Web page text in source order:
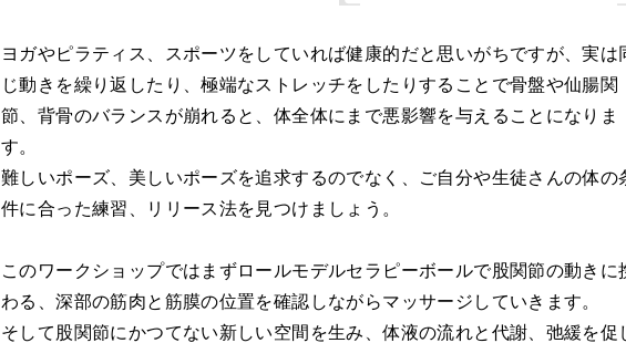
ヨガやピラティス、スポーツをしていれば健康的だと思いがちですが、実は
じ動きを繰り返したり、極端なストレッチをしたりすることで骨盤や仙腸関
節、背骨のバランスが崩れると、体全体にまで悪影響を与えることになりま
す。
難しいポーズ、美しいポーズを追求するのでなく、ご自分や生徒さんの体の
件に合った練習、リリース法を見つけましょう。
このワークショップではまずロールモデルセラピーボールで股関節の動きに
わる、深部の筋肉と筋膜の位置を確認しながらマッサージしていきます。
そして股関節にかつてない新しい空間を生み、体液の流れと代謝、弛緩を促